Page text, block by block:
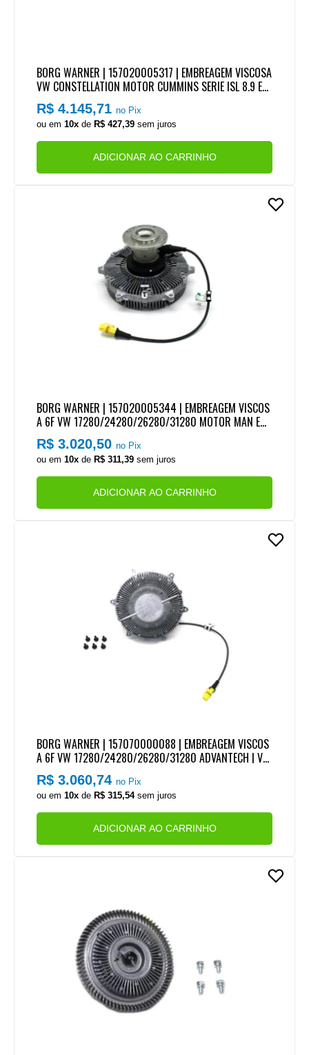
BORG WARNER | 157020005317 | EMBREAGEM VISCOSA
VW CONSTELLATION MOTOR CUMMINS SERIE ISL 8.9 EU
RO 5 (COM CHICOTE)
R$ 4.145,71no Pix
ou em10x deR$ 427,39 sem juros
ADICIONAR AO CARRINHO
BORG WARNER | 157020005344 | EMBREAGEM VISCOS
A 6F VW 17280/24280/26280/31280 MOTOR MAN EU
RO 5 (COM CHICOTE)
R$ 3.020,50no Pix
ou em10x de R$ 311,39 sem juros
ADICIONAR AO CARRINHO
BORG WARNER | 157070000088 | EMBREAGEM VISCOS
A 6F VW 17280/24280/26280/31280 ADVANTECH | VW
ONIBUS ONIBUS 17260OD MOTOR MAN D08 (COM CHIC
OTE)
R$ 3.060,74no Pix
ou em10x deR$ 315,54sem juros
ADICIONAR AO CARRINHO